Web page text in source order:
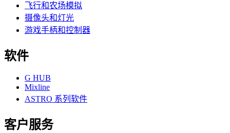
飞行和农场模拟
摄像头和灯光
游戏手柄和控制器
软件
G HUB
Mixline
ASTRO 系列软件
客户服务